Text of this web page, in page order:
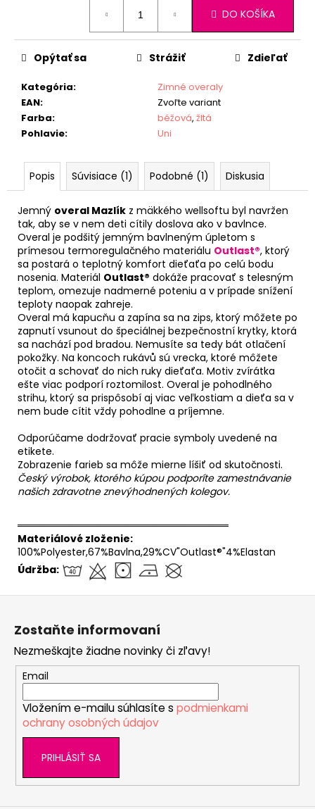
DO KOŠÍKA
Kategória:
Zimné overaly
EAN:
Zvoľte variant
Farba: béžová, žltá
Pohlavie: Uni
Opýtať sa Strážiť Zdieľať
Popis Súvisiace (1) Podobné (1) Diskusia
Jemný overal Mazlík z mäkkého wellsoftu byl navržen
tak, aby se v nem deti cítily doslova ako v bavlnce.
Overal je podšitý jemným bavlneným úpletom s
prímesou termoregulačného materiálu Outlast®, ktorý
sa postará o teplotný komfort dieťaťa po celú bodu
nosenia. Materiál Outlast® dokáže pracovať s telesným
teplom, omezuje nadmerné poteniu a v prípade snížení
teploty naopak zahreje.
Overal má kapucňu a zapína sa na zips, ktorý môžete po
zapnutí vsunout do špeciálnej bezpečnostní krytky, ktorá
sa nachází pod bradou. Nemusíte sa tedy bát otlačení
pokožky. Na koncoch rukávů sú vrecka, ktoré môžete
otočit a schovať do nich ruky dieťaťa. Motiv zvírátka
ešte viac podporí roztomilost. Overal je pohodlného
strihu, ktorý sa prispôsobí aj viac veľkostiam a dieťa sa v
nem bude cítit vždy pohodlne a príjemne.
Odporúčame dodržovať pracie symboly uvedené na
etikete.
Zobrazenie farieb sa môže mierne líšiť od skutočnosti.
Český výrobok, ktorého kúpou podporíte zamestnávanie
našich zdravotne znevýhodnených kolegov.
══════════════════════════════
Materiálové zloženie:
100%Polyester,67%Bavlna,29%CV"Outlast®"4%Elastan
Údržba:
Zostaňte informovaní
Nezmeškajte žiadne novinky či zľavy!
Email
Vložením e-mailu súhlasíte s podmienkami
ochrany osobných údajov
PRIHLÁSIŤ SA